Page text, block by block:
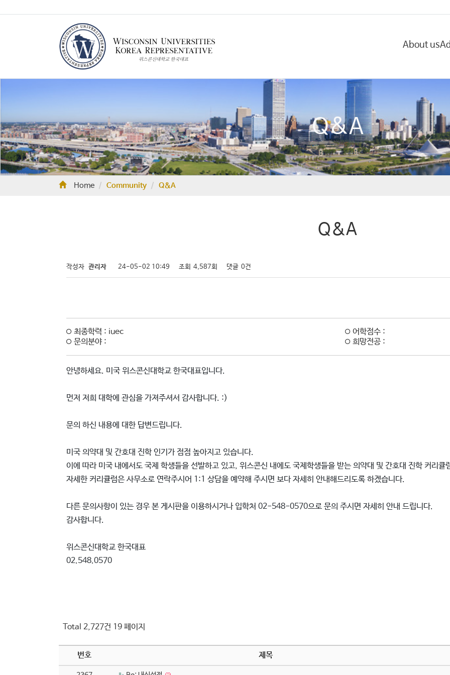
About us
Q&A
Home Community Q&A
Q&A
작성자 관리자 24-05-02 10:49 조회 4,587회 댓글 0건
최종학력 : iuec
어학점수 :
문의분야 :
희망전공 :
안녕하세요. 미국 위스콘신대학교 한국대표입니다.
먼저 저희 대학에 관심을 가져주셔서 감사합니다. :)
문의 하신 내용에 대한 답변드립니다.
미국 의약대 및 간호대 진학 인기가 점점 높아지고 있습니다.
이에 따라 미국 내에서도 국제 학생들을 선발하고 있고, 위스콘신 내에도 국제학생들을 받는 의약대 및 간호대 진학 커리큘
자세한 커리큘럼은 사무소로 연락주시어 1:1 상담을 예약해 주시면 보다 자세히 안내해드리도록 하겠습니다.
다른 문의사항이 있는 경우 본 게시판을 이용하시거나 입학처 02-548-0570으로 문의 주시면 자세히 안내 드립니다.
감사합니다.
위스콘신대학교 한국대표
02.548.0570 ​​
Total 2,727건 19 페이지
번호 제목